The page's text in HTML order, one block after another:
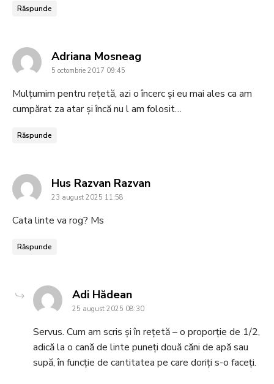
Răspunde
Adriana Mosneag
5 octombrie 2017 09:45
Mulțumim pentru rețetă, azi o încerc și eu mai ales ca am
cumpărat za atar și încă nu l am folosit…
Răspunde
Hus Razvan Razvansays:
23 august 2025 11:58
Cata linte va rog? Ms
Răspunde
Adi Hădeansays:
25 august 2025 08:30
Servus. Cum am scris și în rețetă – o proporție de 1/2,
adică la o cană de linte puneți două căni de apă sau
supă, în funcție de cantitatea pe care doriți s-o faceți.